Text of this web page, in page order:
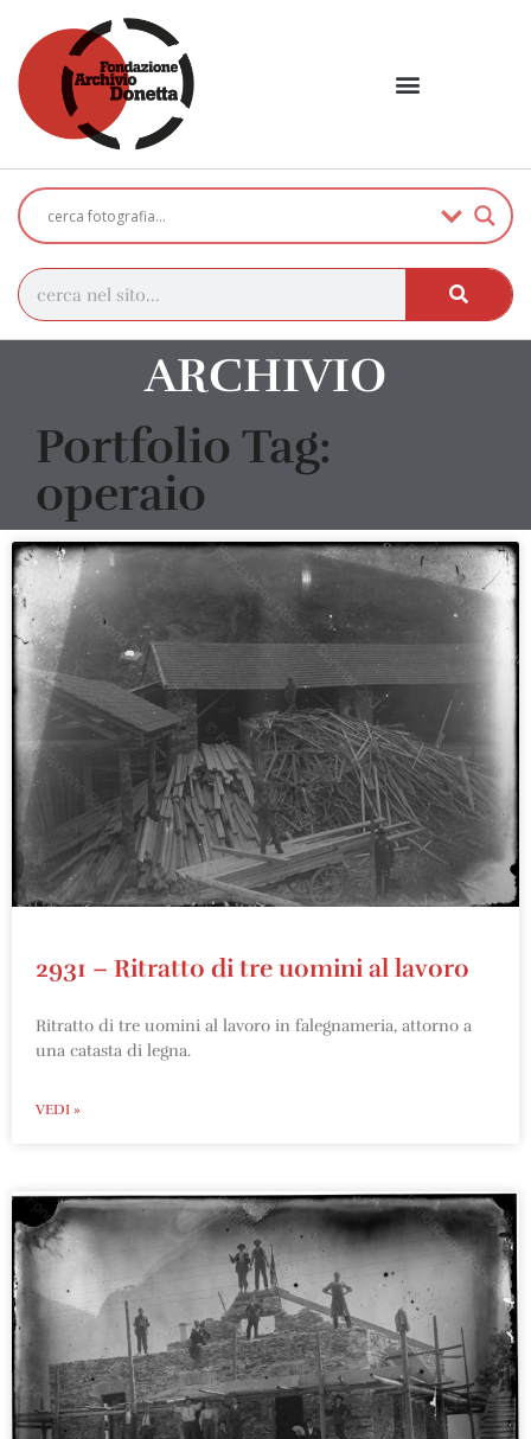
ARCHIVIO
Portfolio Tag:
operaio
2931 – Ritratto di tre uomini al lavoro
Ritratto di tre uomini al lavoro in falegnameria, attorno a
una catasta di legna.
VEDI »